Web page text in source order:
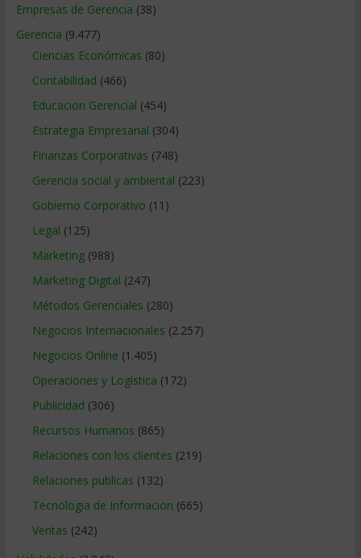
Empresas de Gerencia (38)
Gerencia (9.477)
Ciencias Económicas (80)
Contabilidad (466)
Educacion Gerencial (454)
Estrategia Empresarial (304)
Finanzas Corporativas (748)
Gerencia social y ambiental (223)
Gobierno Corporativo (11)
Legal (125)
Marketing(988)
Marketing Digital (247)
Métodos Gerenciales (280)
Negocios Internacionales (2.257)
Negocios Online (1.405)
Operaciones y Logística (172)
Publicidad (306)
Recursos Humanos (865)
Relaciones con los clientes (219)
Relaciones publicas (132)
Tecnologia de Informacion (665)
Ventas (242)